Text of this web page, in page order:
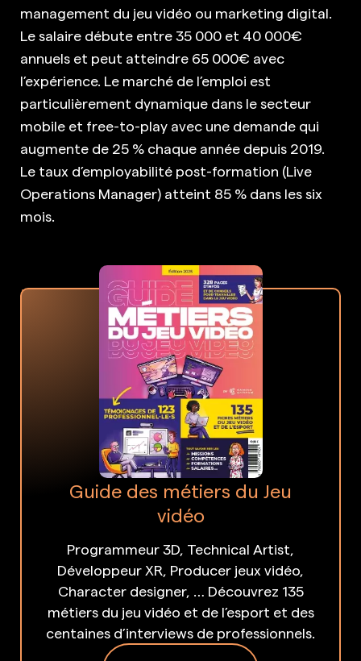
management du jeu vidéo ou marketing digital.
Le salaire débute entre 35 000 et 40 000€
annuels et peut atteindre 65 000€ avec
l’expérience. Le marché de l’emploi est
particulièrement dynamique dans le secteur
mobile et free-to-play avec une demande qui
augmente de 25 % chaque année depuis 2019.
Le taux d’employabilité post-formation (Live
Operations Manager) atteint 85 % dans les six
mois.
Guide des métiers du Jeu
vidéo
Programmeur 3D, Technical Artist,
Développeur XR, Producer jeux vidéo,
Character designer, … Découvrez 135
métiers du jeu vidéo et de l’esport et des
centaines d’interviews de professionnels.